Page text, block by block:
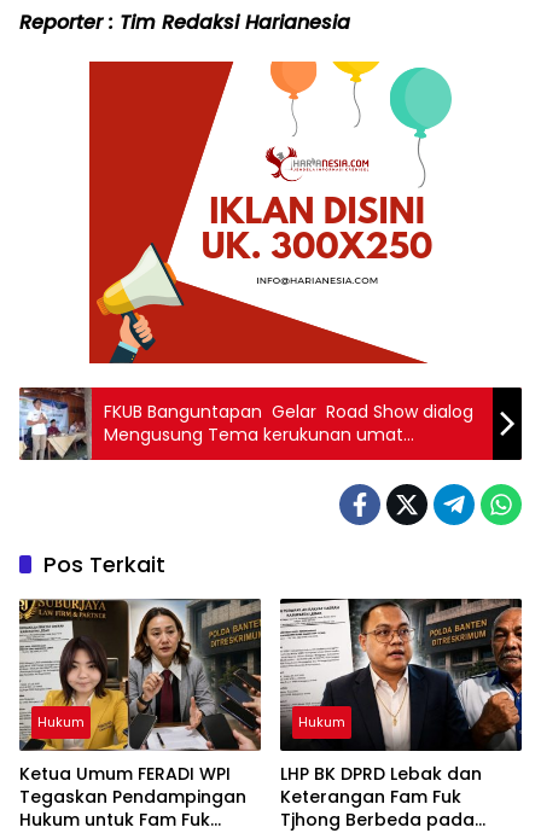
Reporter : Tim Redaksi Harianesia
FKUB Banguntapan Gelar Road Show dialog
Mengusung Tema kerukunan umat
beragama menyongsong pilkada 2024
Pos Terkait
Hukum
Ketua Umum FERADI WPI
Tegaskan Pendampingan
Hukum untuk Fam Fuk
Hukum
LHP BK DPRD Lebak dan
Keterangan Fam Fuk
Tjhong Berbeda pada